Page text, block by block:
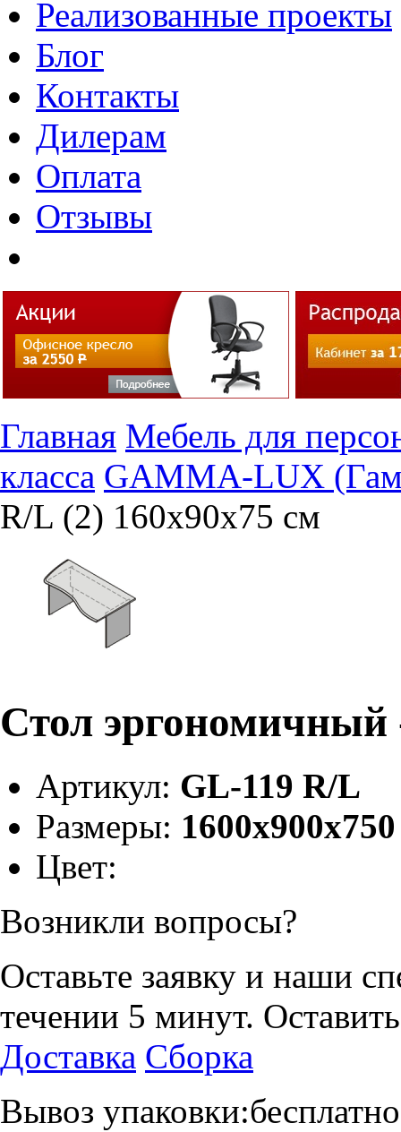
Реализованные проекты
Блог
Контакты
Дилерам
Оплата
Отзывы
Главная Мебель для
класса GAMMA-LUX
R/L (2) 160x90x75 см
Стол эргономичный
Артикул: GL-119 R/L
Размеры:
Цвет:
Возникли вопросы?
Оставьте заявку и наши
течении 5 минут.
Доставка Сборка
Вывоз упаковки:бесплатно